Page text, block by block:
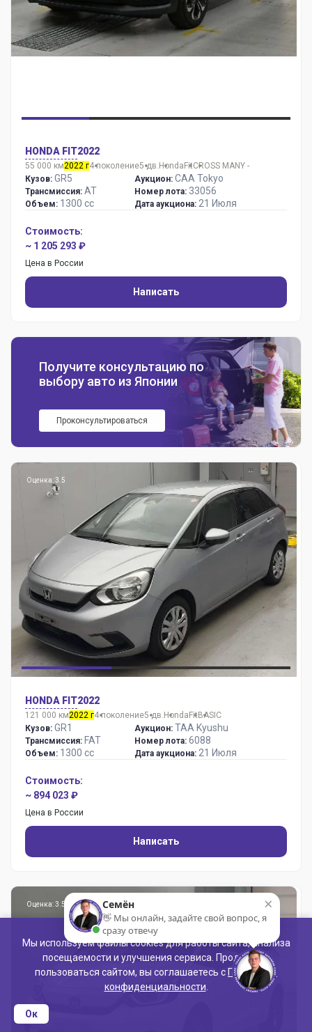
HONDA FIT2022
55 000 км2022 г4 поколение5 дв. Honda FitCROSS MANY -
Кузов: GR5
Трансмиссия: AT
Объем: 1300 сс
Аукцион: CAA Tokyo
Номер лота: 33056
Дата аукциона: 21 Июля
Стоимость:
~ 1 205 293 ₽
Цена в России
Написать
Получите консультацию по
выбору авто из Японии
Проконсультироваться
Оценка: 3.5
HONDA FIT2022
121 000 км2022 г4 поколение5 дв. HondaFitBASIC
Кузов: GR1
Трансмиссия: FAT
Объем: 1300 сс
Аукцион: TAA Kyushu
Номер лота: 6088
Дата аукциона: 21 Июля
Стоимость:
~ 894 023 ₽
Цена в России
Написать
Оценка: 3.5
Мы используем файлы cookies для работы сайта, анализа
посещаемости и улучшения сервиса. Продолжая
пользоваться сайтом, вы соглашаетесь с Политикой
конфиденциальности
Ок
×
Семён
👋 Мы онлайн, задайте свой вопрос, я
сразу отвечу